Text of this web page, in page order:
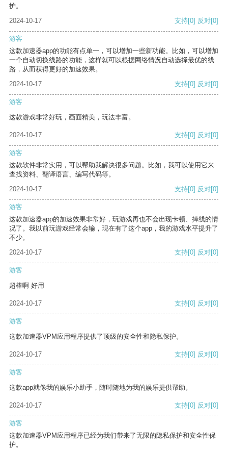
护。
2024-10-17
支持[0] 反对[0]
游客
这款加速器app的功能有点单一，可以增加一些新功能。比如，可以增加
一个自动切换线路的功能，这样就可以根据网络情况自动选择最优的线
路，从而获得更好的加速效果。
2024-10-17
支持[0] 反对[0]
游客
这款游戏非常好玩，画面精美，玩法丰富。
2024-10-17 支持[0] 反对[0]
游客
这款软件非常实用，可以帮助我解决很多问题。比如，我可以使用它来
查找资料、翻译语言、编写代码等。
2024-10-17
支持[0] 反对[0]
游客
这款加速器app的加速效果非常好，玩游戏再也不会出现卡顿、掉线的情
况了。我以前玩游戏经常会输，现在有了这个app，我的游戏水平提升了
不少。
2024-10-17
支持[0] 反对[0]
游客
超棒啊 好用
2024-10-17 支持[0] 反对[0]
游客
这款加速器VPM应用程序提供了顶级的安全性和隐私保护。
2024-10-17 支持[0] 反对[0]
游客
这款app就像我的娱乐小助手，随时随地为我的娱乐提供帮助。
2024-10-17 支持[0] 反对[0]
游客
这款加速器VPM应用程序已经为我们带来了无限的隐私保护和安全性保
护。